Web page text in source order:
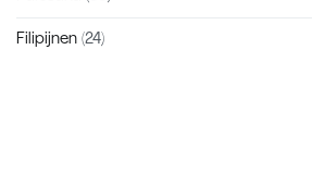
Filipijnen (24)